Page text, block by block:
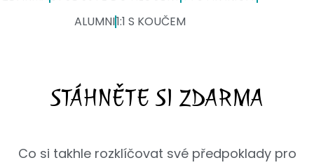
ALUMNI1:1 S KOUČEM
STÁHNĚTE SI ZDARMA
Co si takhle rozklíčovat své předpoklady pro